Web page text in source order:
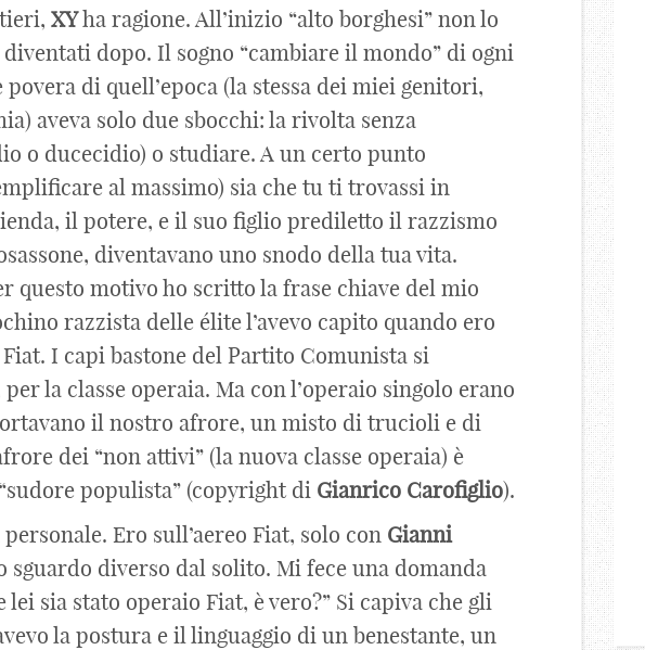
XYha ragione. All’inizio “alto borghesi” non lo
dopo. Il sogno “cambiare il mondo” di ogni
povera di quell’epoca (la stessa dei miei genitori,
aveva solo due sbocchi: la rivolta senza
o ducecidio) o studiare. A un certo punto
al massimo) sia che tu ti trovassi in
il potere, e il suo figlio prediletto il razzismo
diventavano uno snodo della tua vita.
questo motivo ho scritto la frase chiave del mio
razzista delle élite l’avevo capito quando ero
I capi bastone del Partito Comunista si
la classe operaia. Ma con l’operaio singolo erano
il nostro afrore, un misto di trucioli e di
dei “non attivi” (la nuova classe operaia) è
populista” (copyright di Gianrico Carofiglio).
Ero sull’aereo Fiat, solo con Gianni
sguardo diverso dal solito. Mi fece una domanda
lei sia stato operaio Fiat, è vero?” Si capiva che gli
la postura e il linguaggio di un benestante, un